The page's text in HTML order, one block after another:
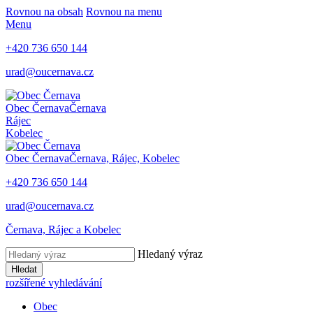
Rovnou na obsah Rovnou na menu
Menu
+420 736 650 144
urad@oucernava.cz
Obec ČernavaČernava
Rájec
Kobelec
Obec ČernavaČernava, Rájec, Kobelec
+420 736 650 144
urad@oucernava.cz
Černava, Rájec a Kobelec
Hledaný výraz
Hledat
rozšířené vyhledávání
Obec